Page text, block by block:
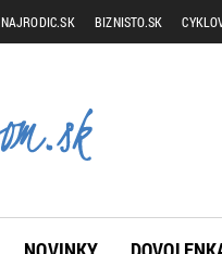
NAJRODIC.SK BIZNISTO.SK